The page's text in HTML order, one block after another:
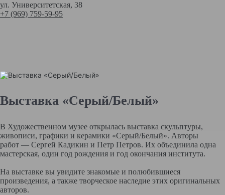
ул. Университетская, 38
+7 (969) 759-59-95
Выставка «Серый/Белый»
В Художественном музее открылась выставка скульптуры,
живописи, графики и керамики «Серый/Белый». Авторы
работ — Сергей Кадикин и Петр Петров. Их объединила одна
мастерская, один год рождения и год окончания института.
На выставке вы увидите знакомые и полюбившиеся
произведения, а также творческое наследие этих оригинальных
авторов.